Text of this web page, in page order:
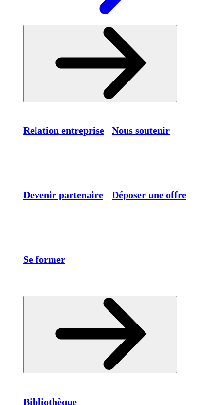
Relation entreprise Nous soutenir
Devenir partenaire Déposer une offre
Se former
Bibliothèque